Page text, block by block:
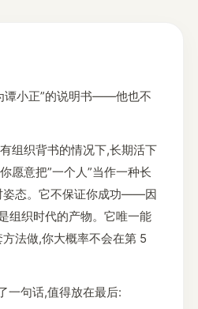
谭小正”的说明书——他也不
组织背书的情况下,长期活下
愿意把”一个人”当作一种长
姿态。它不保证你成功——因
组织时代的产物。它唯一能
法做,你大概率不会在第 5
一句话,值得放在最后: